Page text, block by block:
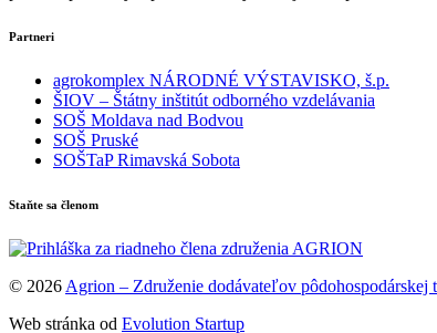
Partneri
agrokomplex NÁRODNÉ VÝSTAVISKO, š.p.
ŠIOV – Štátny inštitút odborného vzdelávania
SOŠ Moldava nad Bodvou
SOŠ Pruské
SOŠTaP Rimavská Sobota
Staňte sa členom
© 2026 Agrion – Združenie dodávateľov pôdohospodárskej
Web stránka od Evolution Startup